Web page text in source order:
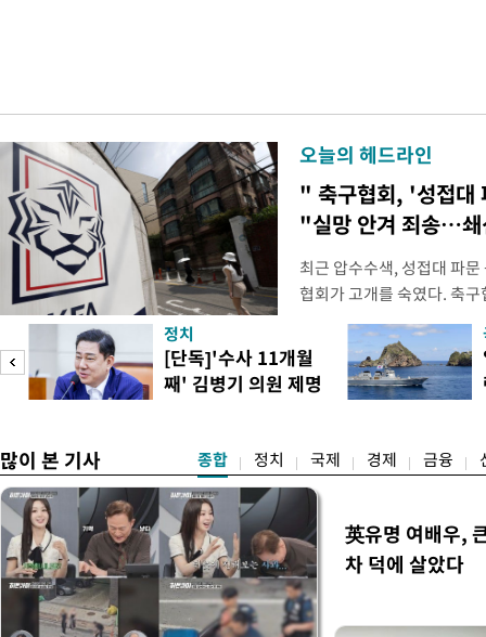
오늘의 헤드라인
" 축구협회, '성접대
"실망 안겨 죄송…
최근 압수수색, 성접대 파
협회가 고개를 숙였다. 축
관계자 여러분께 드리는
다. 축구협회는 최근 2026
컵 조별리그 탈락과 관련해
회에서 질타를 받은 데 이
정치
[단독]'수사 11개월
째' 김병기 의원 제명
많이 본 기사 종합 정치 국제 경제 금융
英유명 여배우,
차 덕에 살았다